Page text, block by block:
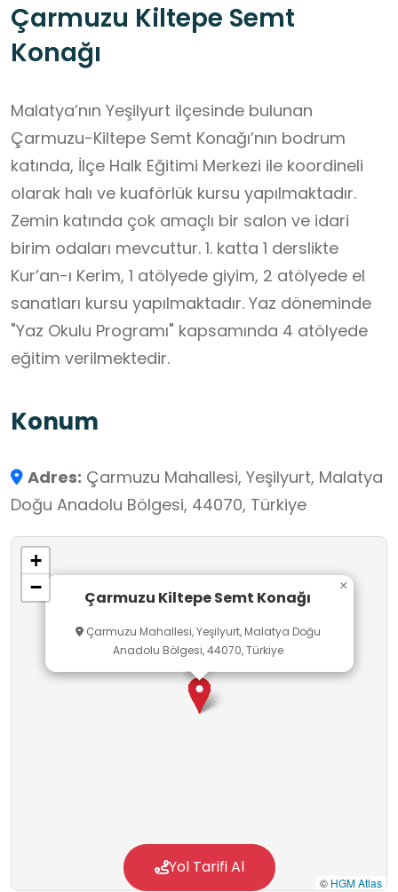
Çarmuzu Kiltepe Semt
Konağı
Malatya’nın Yeşilyurt ilçesinde bulunan
Çarmuzu-Kiltepe Semt Konağı’nın bodrum
katında, İlçe Halk Eğitimi Merkezi ile koordineli
olarak halı ve kuaförlük kursu yapılmaktadır.
Zemin katında çok amaçlı bir salon ve idari
birim odaları mevcuttur. 1. katta 1 derslikte
Kur’an-ı Kerim, 1 atölyede giyim, 2 atölyede el
sanatları kursu yapılmaktadır. Yaz döneminde
"Yaz Okulu Programı" kapsamında 4 atölyede
eğitim verilmektedir.
Konum
Adres: Çarmuzu Mahallesi, Yeşilyurt, Malatya
Doğu Anadolu Bölgesi, 44070, Türkiye
Çarmuzu Kiltepe Semt Konağı
Çarmuzu Mahallesi, Yeşilyurt, Malatya Doğu
Anadolu Bölgesi, 44070, Türkiye
×
+
−
© HGM Atlas
Yol Tarifi Al